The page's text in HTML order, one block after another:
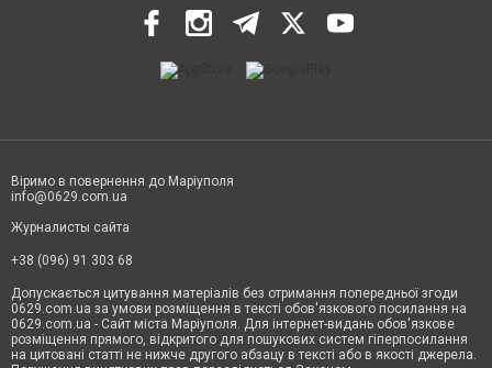
Віримо в повернення до Маріуполя
info@0629.com.ua
Журналисты сайта
+38 (096) 91 303 68
Допускається цитування матеріалів без отримання попередньої згоди
0629.com.ua за умови розміщення в тексті обов'язкового посилання на
0629.com.ua - Сайт міста Маріуполя. Для інтернет-видань обов'язкове
розміщення прямого, відкритого для пошукових систем гіперпосилання
на цитовані статті не нижче другого абзацу в тексті або в якості джерела.